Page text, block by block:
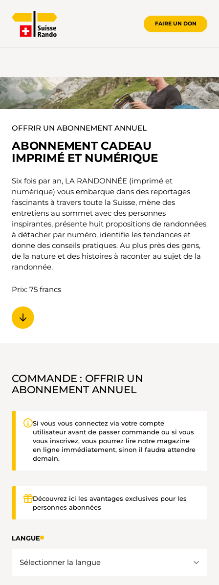
FAIRE UN DON
OFFRIR UN ABONNEMENT ANNUEL
ABONNEMENT CADEAU
IMPRIMÉ ET NUMÉRIQUE
Six fois par an, LA RANDONNÉE (imprimé et
numérique) vous embarque dans des reportages
fascinants à travers toute la Suisse, mène des
entretiens au sommet avec des personnes
inspirantes, présente huit propositions de randonnées
à détacher par numéro, identifie les tendances et
donne des conseils pratiques. Au plus près des gens,
de la nature et des histoires à raconter au sujet de la
randonnée.
Prix: 75 francs
COMMANDE : OFFRIR UN
ABONNEMENT ANNUEL
Si vous vous connectez via votre compte
utilisateur avant de passer commande ou si vous
vous inscrivez, vous pourrez lire notre magazine
en ligne immédiatement, sinon il faudra attendre
demain.
Découvrez ici les avantages exclusives pour les
personnes abonnées
LANGUE